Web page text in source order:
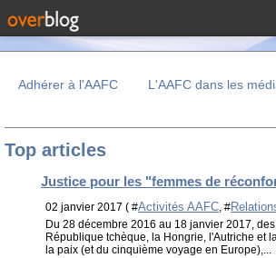
Adhérer à l'AAFC L'AAFC dans les
Top articles
Justice pour les "femmes de
02 janvier 2017 ( #Activités AAFC, #
Du 28 décembre 2016 au 18 janvier 2017,
République tchèque, la Hongrie, l'Autriche et
la paix (et du cinquième voyage en Europe),...